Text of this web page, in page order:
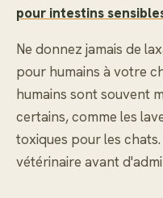
pour intestins
Ne donnez jamais de
pour humains à votre
humains sont souvent
certains, comme les
toxiques pour les
vétérinaire avant